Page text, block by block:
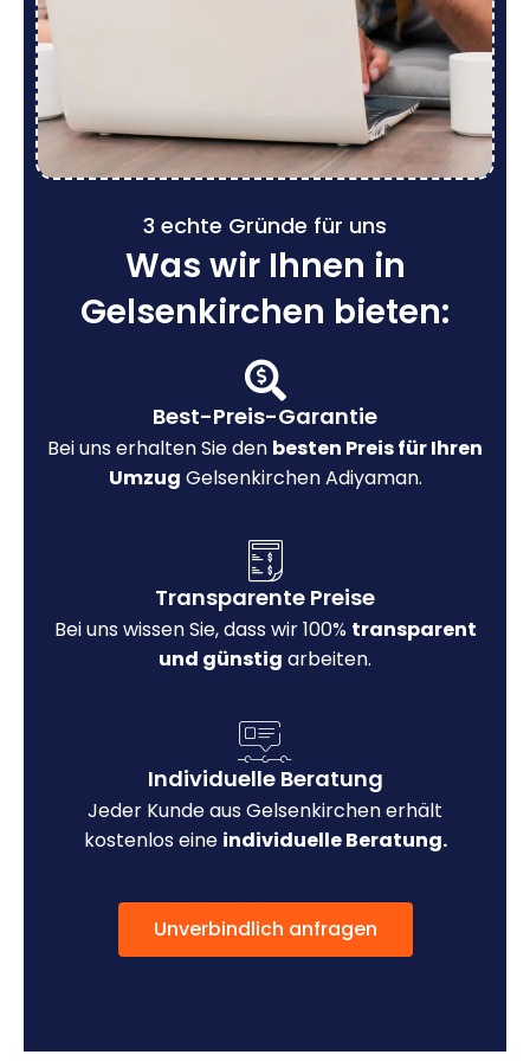
3 echte Gründe für uns
Was wir Ihnen in
Gelsenkirchen bieten:
Best-Preis-Garantie
Bei uns erhalten Sie den besten Preis für Ihren
Umzug Gelsenkirchen Adiyaman.
Transparente Preise
Bei uns wissen Sie, dass wir 100% transparent
und günstig arbeiten.
Individuelle Beratung
Jeder Kunde aus Gelsenkirchen erhält
kostenlos eine individuelle Beratung.
Unverbindlich anfragen